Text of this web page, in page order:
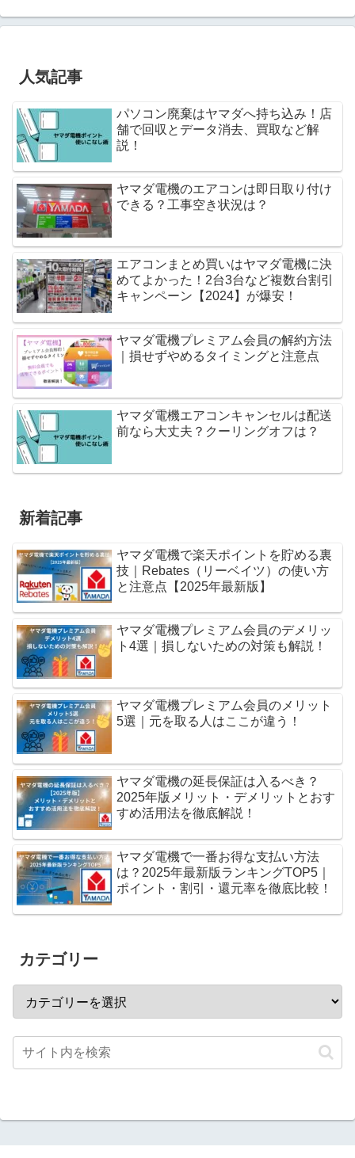
人気記事
パソコン廃棄はヤマダへ持ち込み！店
舗で回収とデータ消去、買取など解
説！
ヤマダ電機のエアコンは即日取り付け
できる？工事空き状況は？
エアコンまとめ買いはヤマダ電機に決
めてよかった！2台3台など複数台割引
キャンペーン【2024】が爆安！
ヤマダ電機プレミアム会員の解約方法
｜損せずやめるタイミングと注意点
ヤマダ電機エアコンキャンセルは配送
前なら大丈夫？クーリングオフは？
新着記事
ヤマダ電機で楽天ポイントを貯める裏
技｜Rebates（リーベイツ）の使い方
と注意点【2025年最新版】
ヤマダ電機プレミアム会員のデメリッ
ト4選｜損しないための対策も解説！
ヤマダ電機プレミアム会員のメリット
5選｜元を取る人はここが違う！
ヤマダ電機の延長保証は入るべき？
2025年版メリット・デメリットとおす
すめ活用法を徹底解説！
ヤマダ電機で一番お得な支払い方法
は？2025年最新版ランキングTOP5｜
ポイント・割引・還元率を徹底比較！
カテゴリー